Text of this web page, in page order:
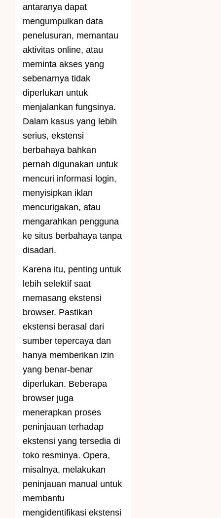
antaranya dapat
mengumpulkan data
penelusuran, memantau
aktivitas online, atau
meminta akses yang
sebenarnya tidak
diperlukan untuk
menjalankan fungsinya.
Dalam kasus yang lebih
serius, ekstensi
berbahaya bahkan
pernah digunakan untuk
mencuri informasi login,
menyisipkan iklan
mencurigakan, atau
mengarahkan pengguna
ke situs berbahaya tanpa
disadari.
Karena itu, penting untuk
lebih selektif saat
memasang ekstensi
browser. Pastikan
ekstensi berasal dari
sumber tepercaya dan
hanya memberikan izin
yang benar-benar
diperlukan. Beberapa
browser juga
menerapkan proses
peninjauan terhadap
ekstensi yang tersedia di
toko resminya. Opera,
misalnya, melakukan
peninjauan manual untuk
membantu
mengidentifikasi ekstensi